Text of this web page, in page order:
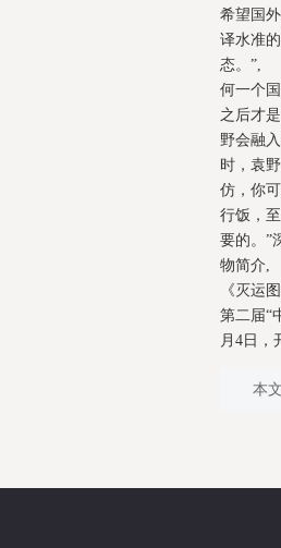
希望国
译水准
态。”,
何一个
之后才
野会融
时，袁
仿，你
行饭，
要的。”
物简介,
《灭运
第二届“
月4日
本